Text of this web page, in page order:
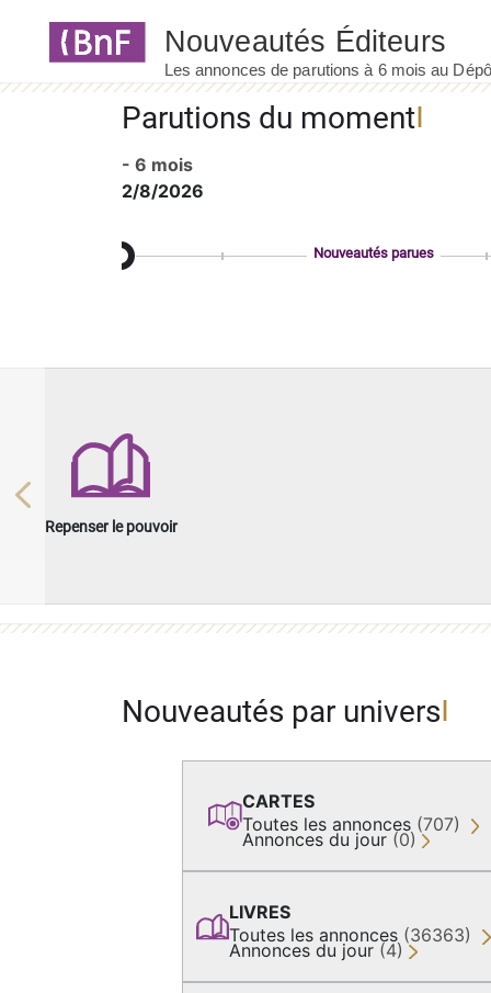
Parutions du moment
- 6 mois
2/8/2026
Nouveautés parues
Repenser le pouvoir
Previous
Nouveautés par univers
CARTES
Toutes les annonces (707)
Annonces du jour (0)
LIVRES
Toutes les annonces (36363)
Annonces du jour (4)